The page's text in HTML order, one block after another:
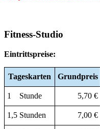
Fitness-Studio
Eintrittspreise:
Tageskarten Grundpreis
1 Stunde 5,70 €
1,5 Stunden 7,00 €